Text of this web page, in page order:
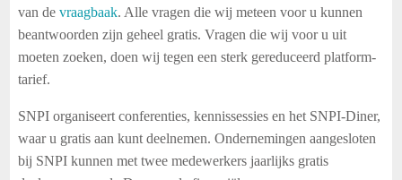
van devraagbaak. Alle vragen die wij meteen voor u kunnen
beantwoorden zijn geheel gratis. Vragen die wij voor u uit
moeten zoeken, doen wij tegen een sterk gereduceerd platform-
tarief.
SNPI organiseert conferenties, kennissessies en het SNPI-Diner,
waar u gratis aan kunt deelnemen. Ondernemingen aangesloten
bij SNPI kunnen met twee medewerkers jaarlijks gratis